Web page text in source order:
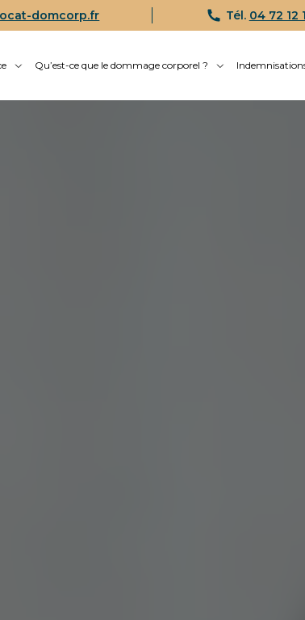
domcorp.fr Tél. 04 72 12
Qu’est-ce que le dommage corporel ?